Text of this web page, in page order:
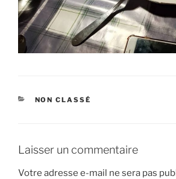
CATÉGORIES
NON CLASSÉ
Laisser un commentaire
Votre adresse e-mail ne sera pas